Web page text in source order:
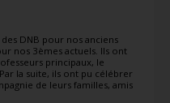
DNB pour nos anciens
nos 3èmes actuels. Ils ont
principaux, le
la suite, ils ont pu célébrer
de leurs familles, amis